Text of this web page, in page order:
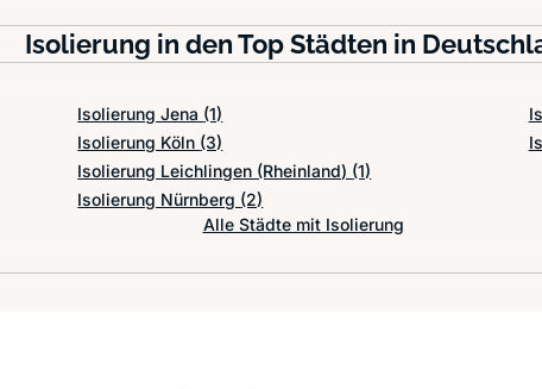
Isolierung in den Top Städten in
Isolierung Jena (1)
Isolierung Köln (3)
Isolierung Leichlingen (Rheinland) (1)
Isolierung Nürnberg (2)
Alle Städte mit Isolierung